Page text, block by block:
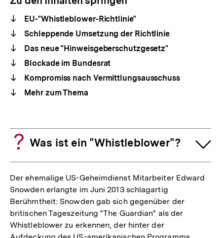
EU-"Whistleblower-Richtlinie"
Schleppende Umsetzung der Richtlinie
Das neue "Hinweisgeberschutzgesetz"
Blockade im Bundesrat
Kompromiss nach Vermittlungsausschuss
Mehr zum Thema
Was ist ein "Whistleblower"?
Der ehemalige US-Geheimdienst Mitarbeiter Edward
Snowden erlangte im Juni 2013 schlagartig
Berühmtheit: Snowden gab sich gegenüber der
britischen Tageszeitung "The Guardian" als der
Whistleblower zu erkennen, der hinter der